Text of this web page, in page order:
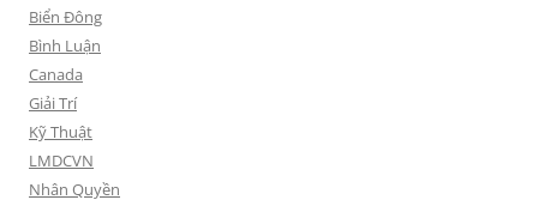
Biển Đông
Bình Luận
Canada
Giải Trí
Kỹ Thuật
LMDCVN
Nhân Quyền